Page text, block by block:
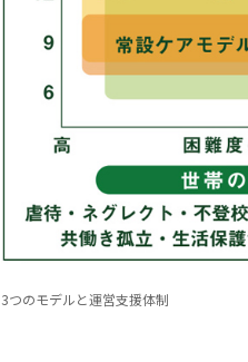
3つのモデルと運営支援体制